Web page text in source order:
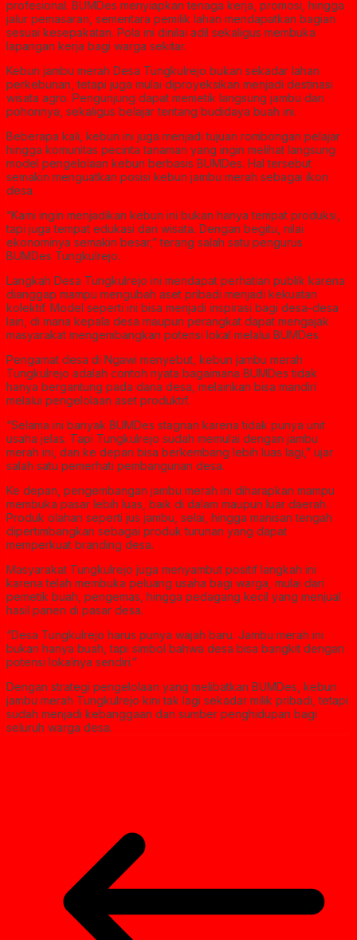
profesional. BUMDes menyiapkan tenaga kerja, promosi, hingga
jalur pemasaran, sementara pemilik lahan mendapatkan bagian
sesuai kesepakatan. Pola ini dinilai adil sekaligus membuka
lapangan kerja bagi warga sekitar.
Kebun jambu merah Desa Tungkulrejo bukan sekadar lahan
perkebunan, tetapi juga mulai diproyeksikan menjadi destinasi
wisata agro. Pengunjung dapat memetik langsung jambu dari
pohonnya, sekaligus belajar tentang budidaya buah ini.
Beberapa kali, kebun ini juga menjadi tujuan rombongan pelajar
hingga komunitas pecinta tanaman yang ingin melihat langsung
model pengelolaan kebun berbasis BUMDes. Hal tersebut
semakin menguatkan posisi kebun jambu merah sebagai ikon
desa.
“Kami ingin menjadikan kebun ini bukan hanya tempat produksi,
tapi juga tempat edukasi dan wisata. Dengan begitu, nilai
ekonominya semakin besar,” terang salah satu pengurus
BUMDes Tungkulrejo.
Langkah Desa Tungkulrejo ini mendapat perhatian publik karena
dianggap mampu mengubah aset pribadi menjadi kekuatan
kolektif. Model seperti ini bisa menjadi inspirasi bagi desa-desa
lain, di mana kepala desa maupun perangkat dapat mengajak
masyarakat mengembangkan potensi lokal melalui BUMDes.
Pengamat desa di Ngawi menyebut, kebun jambu merah
Tungkulrejo adalah contoh nyata bagaimana BUMDes tidak
hanya bergantung pada dana desa, melainkan bisa mandiri
melalui pengelolaan aset produktif.
“Selama ini banyak BUMDes stagnan karena tidak punya unit
usaha jelas. Tapi Tungkulrejo sudah memulai dengan jambu
merah ini, dan ke depan bisa berkembang lebih luas lagi,” ujar
salah satu pemerhati pembangunan desa.
Ke depan, pengembangan jambu merah ini diharapkan mampu
membuka pasar lebih luas, baik di dalam maupun luar daerah.
Produk olahan seperti jus jambu, selai, hingga manisan tengah
dipertimbangkan sebagai produk turunan yang dapat
memperkuat branding desa.
Masyarakat Tungkulrejo juga menyambut positif langkah ini
karena telah membuka peluang usaha bagi warga, mulai dari
pemetik buah, pengemas, hingga pedagang kecil yang menjual
hasil panen di pasar desa.
“Desa Tungkulrejo harus punya wajah baru. Jambu merah ini
bukan hanya buah, tapi simbol bahwa desa bisa bangkit dengan
potensi lokalnya sendiri.”
Dengan strategi pengelolaan yang melibatkan BUMDes, kebun
jambu merah Tungkulrejo kini tak lagi sekadar milik pribadi, tetapi
sudah menjadi kebanggaan dan sumber penghidupan bagi
seluruh warga desa.